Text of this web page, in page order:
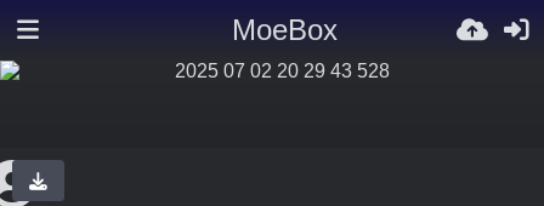
MoeBox